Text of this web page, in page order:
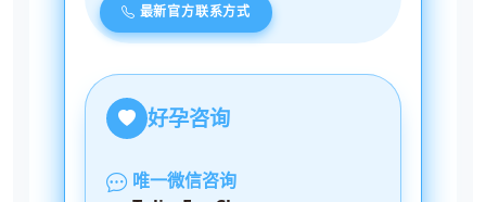
最新官方联系方式
好孕咨询
唯一微信咨询